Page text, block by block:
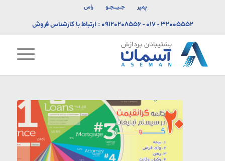
پمپر جـیــجـو راس
۳۲۰۰۵۵۵۲ - ۰۱۷ -۰۹۱۲۰۲۰۸۵۵۶: ارتباط با کارشناس فروش